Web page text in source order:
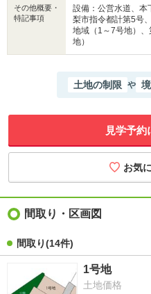
その他概要・
特記事項
設備：公営水道、本
梨市指令都計第5号
地域（1～7号地）
地）
土地の制限 や
見学予約
間取り・区画図
間取り(14件)
1号地
土地価格